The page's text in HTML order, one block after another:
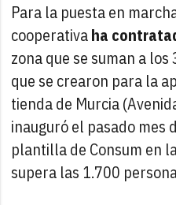
Para la puesta en
cooperativaha
zona que se suman a
que se crearon para la
tienda de Murcia
inauguró el pasado mes
plantilla de Consum en
supera las 1.700